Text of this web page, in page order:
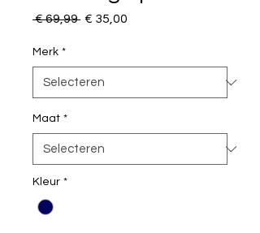
€ 69,99 Normale
€ 35,00
Merk *
Maat *
Kleur *